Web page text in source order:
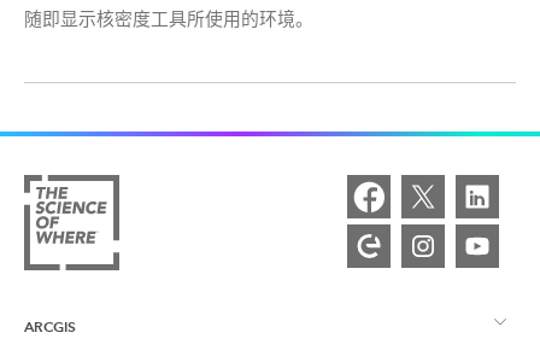
随即显示核密度工具所使用的环境。
ARCGIS